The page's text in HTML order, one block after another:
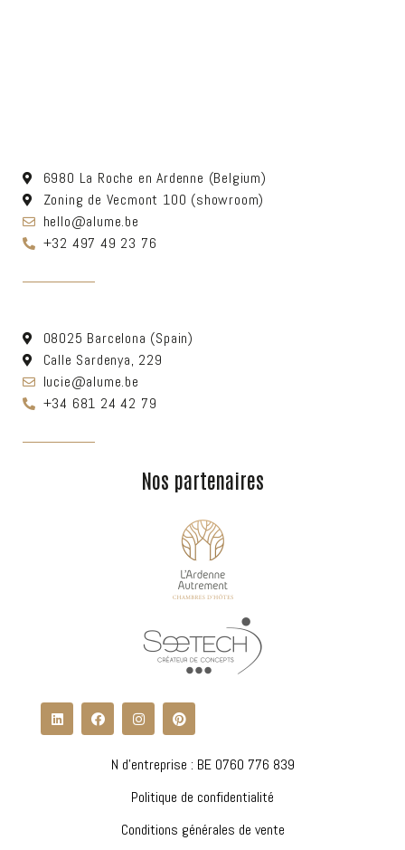
6980 La Roche en Ardenne (Belgium)
Zoning de Vecmont 100 (showroom)
hello@alume.be
+32 497 49 23 76
08025 Barcelona (Spain)
Calle Sardenya, 229
lucie@alume.be
+34 681 24 42 79
Nos partenaires
N d'entreprise : BE 0760 776 839
Politique de confidentialité
Conditions générales de vente